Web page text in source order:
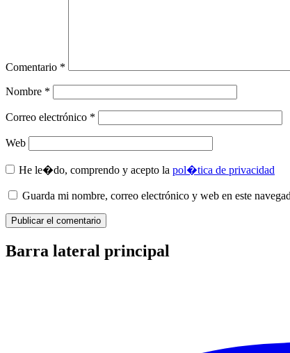
Comentario *
Nombre *
Correo electrónico *
Web
He le�do, comprendo y acepto la pol�tica de privacidad
Guarda mi nombre, correo electrónico y web en este
Barra lateral principal